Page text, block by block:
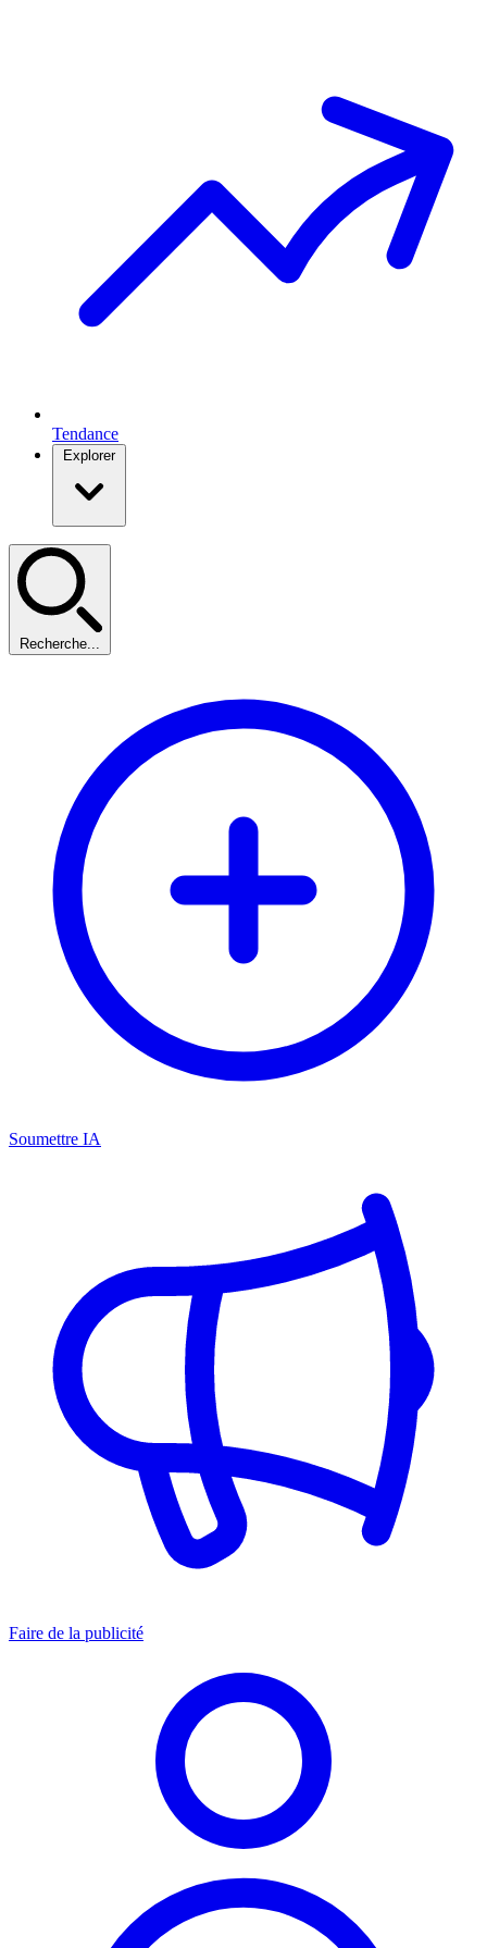
Tendance
Explorer
Recherche...
Soumettre IA
Faire de la publicité